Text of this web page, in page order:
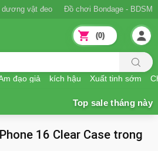
dương vật đeo Đồ chơi Bondage - BDSM
đạo giả kích hậu Xuất tinh sớm
(0)
16 Clear Case trong